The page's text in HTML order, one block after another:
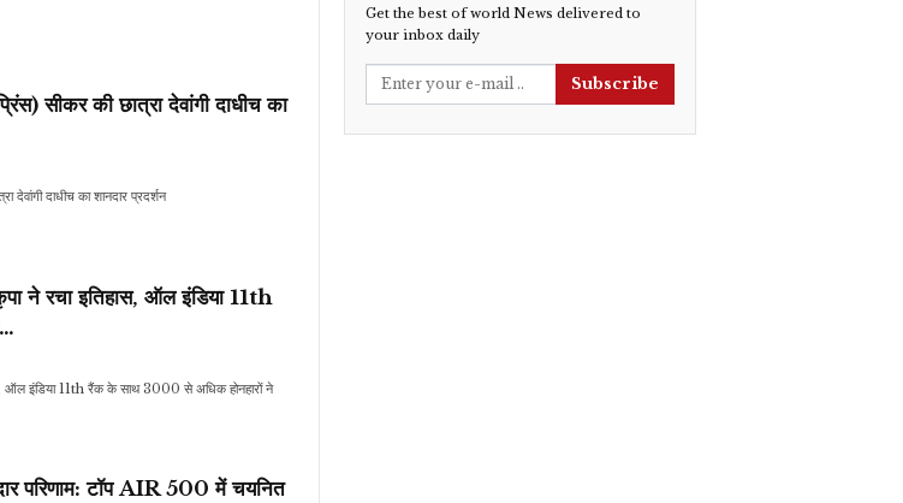
सीकर की छात्रा देवांगी दाधीच का
देवांगी दाधीच का शानदार प्रदर्शन
रचा इतिहास, ऑल इंडिया 11th
इंडिया 11th रैंक के साथ 3000 से अधिक होनहारों ने
टॉप AIR 500 में चयनित
Get the best of world News delivered to
your inbox daily
Subscribe